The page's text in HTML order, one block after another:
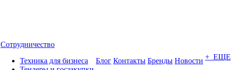
Сотрудничество
Техника для бизнеса
Блог Контакты Бренды Новости + ЕЩЕ